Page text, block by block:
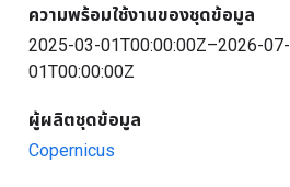
ความพร้อมใช้งานของชุดข้อมูล
2025-03-01T00:00:00Z–2026-07-
01T00:00:00Z
ผู้ผลิตชุดข้อมูล
Copernicus